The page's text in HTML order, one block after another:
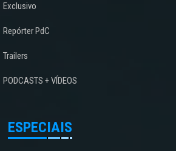
Exclusivo
Repórter PdC
Trailers
PODCASTS + VÍDEOS
ESPECIAIS